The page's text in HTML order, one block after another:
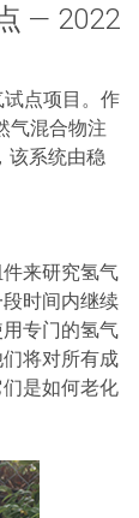
— 2022
点项目。作
气混合物注
该系统由稳
来研究氢气
时间内继续
专门的氢气
将对所有成
是如何老化